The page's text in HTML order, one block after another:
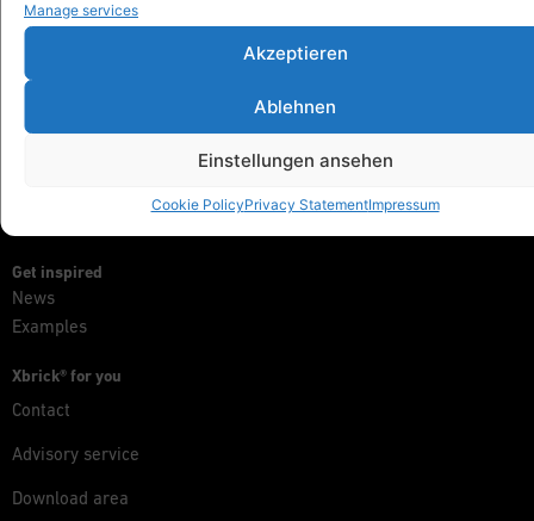
Manage services
Akzeptieren
Ablehnen
Einstellungen ansehen
Cookie PolicyPrivacy StatementImpressum
Schools & Kindergartens
Health & fitness
Get inspired
News
Examples
Xbrick® for you
Contact
Advisory service
Download area